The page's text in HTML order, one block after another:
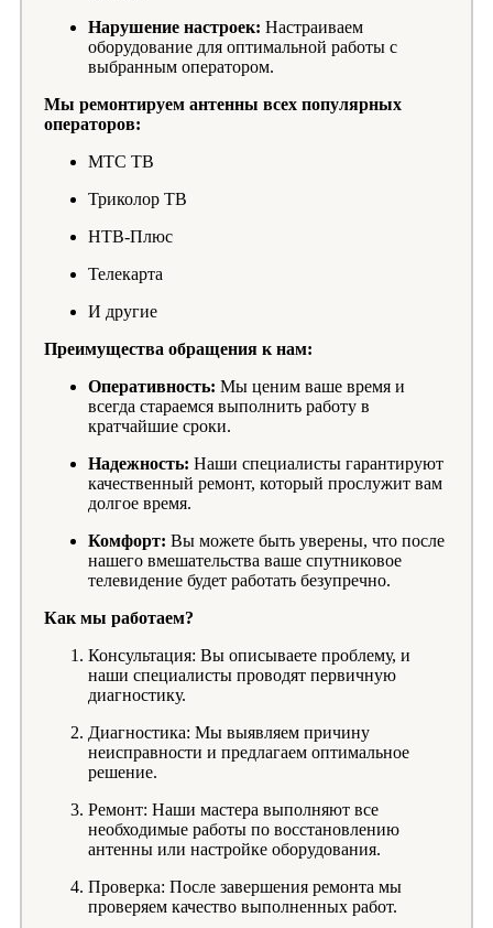
Нарушение настроек: Настраиваем
оборудование для оптимальной работы с
выбранным оператором.
Мы ремонтируем антенны всех популярных
операторов:
МТС ТВ
Триколор ТВ
НТВ-Плюс
Телекарта
И другие
Преимущества обращения к нам:
Оперативность: Мы ценим ваше время и
всегда стараемся выполнить работу в
кратчайшие сроки.
Надежность: Наши специалисты гарантируют
качественный ремонт, который прослужит вам
долгое время.
Комфорт: Вы можете быть уверены, что после
нашего вмешательства ваше спутниковое
телевидение будет работать безупречно.
Как мы работаем?
Консультация: Вы описываете проблему, и
наши специалисты проводят первичную
диагностику.
Диагностика: Мы выявляем причину
неисправности и предлагаем оптимальное
решение.
Ремонт: Наши мастера выполняют все
необходимые работы по восстановлению
антенны или настройке оборудования.
Проверка: После завершения ремонта мы
проверяем качество выполненных работ.